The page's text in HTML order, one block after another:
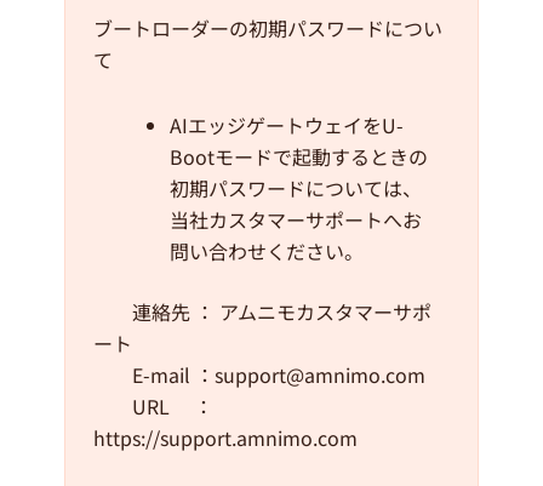
ブートローダーの初期パスワードについ
て
AIエッジゲートウェイをU-
Bootモードで起動するときの
初期パスワードについては、
当社カスタマーサポートへお
問い合わせください。
連絡先 ： アムニモカスタマーサポ
ート
E-mail ：support@amnimo.com
URL ：
https://support.amnimo.com